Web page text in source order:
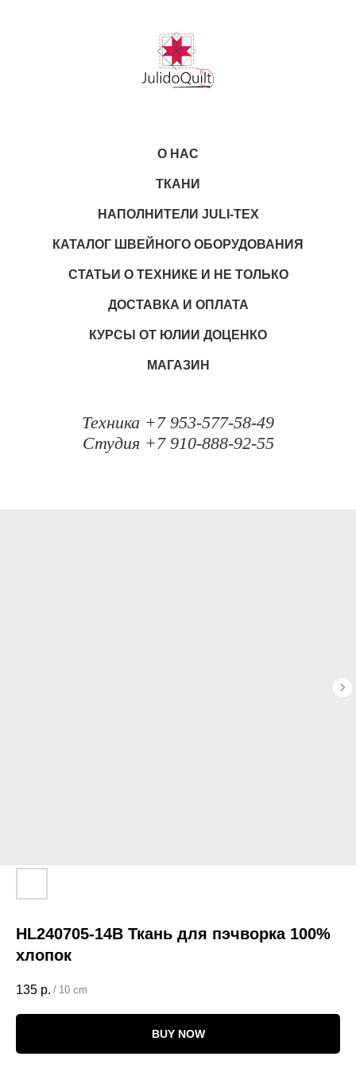
О НАС
ТКАНИ
НАПОЛНИТЕЛИ JULI-TEX
КАТАЛОГ ШВЕЙНОГО ОБОРУДОВАНИЯ
СТАТЬИ О ТЕХНИКЕ И НЕ ТОЛЬКО
ДОСТАВКА И ОПЛАТА
КУРСЫ ОТ ЮЛИИ ДОЦЕНКО
МАГАЗИН
Техника +7 953-577-58-49
Студия +7 910-888-92-55
HL240705-14B Ткань для пэчворка 100%
хлопок
135 р. / 10 cm
BUY NOW